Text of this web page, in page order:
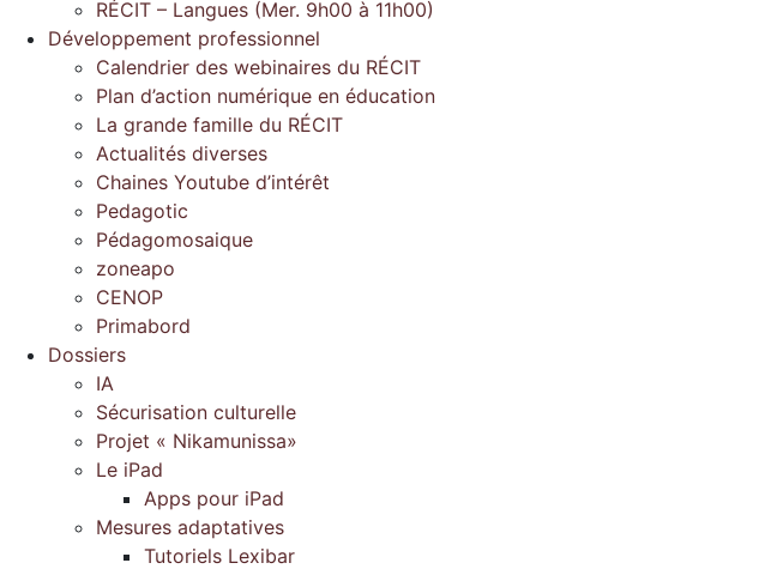
RÉCIT – Langues (Mer. 9h00 à 11h00)
Développement professionnel
Calendrier des webinaires du RÉCIT
Plan d’action numérique en éducation
La grande famille du RÉCIT
Actualités diverses
Chaines Youtube d’intérêt
Pedagotic
Pédagomosaique
zoneapo
CENOP
Primabord
Dossiers
IA
Sécurisation culturelle
Projet « Nikamunissa»
Le iPad
Apps pour iPad
Mesures adaptatives
Tutoriels Lexibar